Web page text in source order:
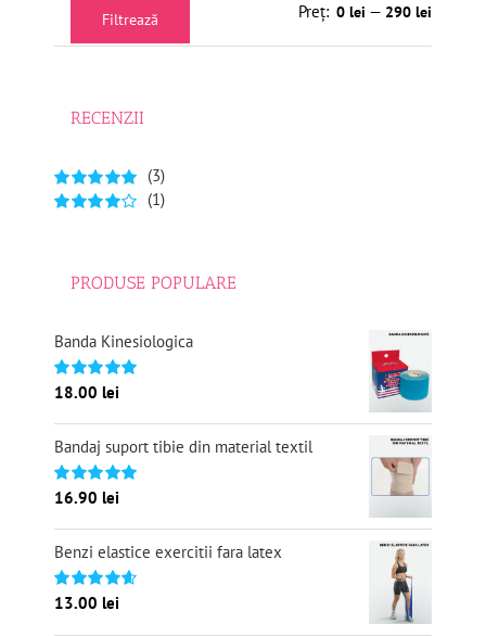
Filtrează Preț: 0 lei — 290 lei
RECENZII
Evaluat la5
(3)
(1)
PRODUSE POPULARE
Banda Kinesiologica
Evaluat
18.00 lei
Bandaj suport tibie din material textil
Evaluat
16.90 lei
Benzi elastice exercitii fara latex
Evaluat
13.00 lei